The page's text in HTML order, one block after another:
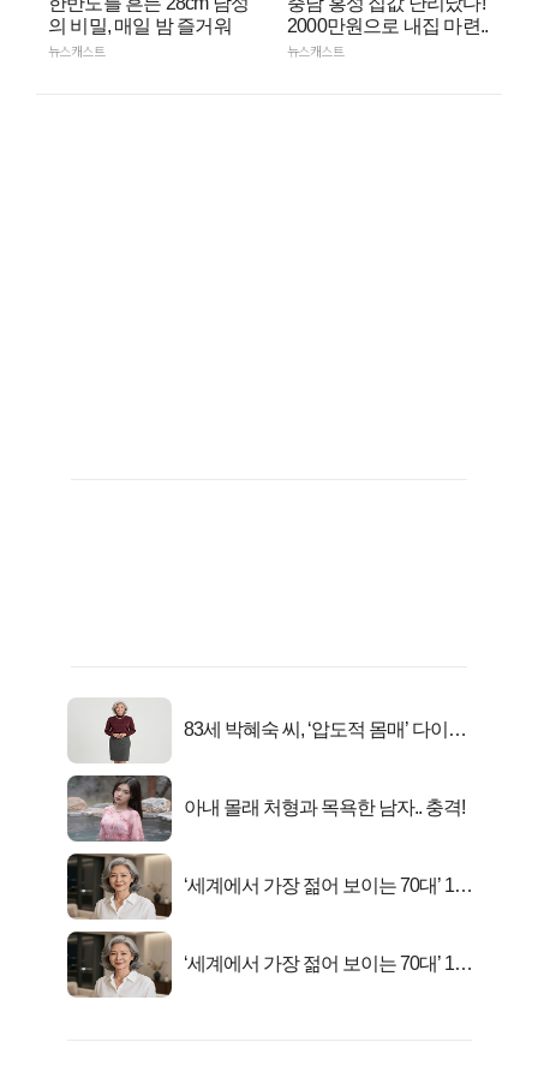
의 비밀, 매일 밤 즐거워
뉴스캐스트
2000만원으로 내집 마련..
뉴스캐스트
83세 박혜숙 씨, ‘압도적 몸매’ 다이어
아내 몰래 처형과 목욕한 남자.. 충격!
‘세계에서 가장 젊어 보이는 70대’ 1위
‘세계에서 가장 젊어 보이는 70대’ 1위